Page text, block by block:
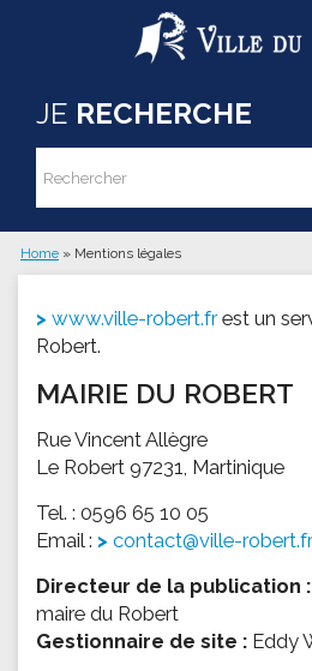
Aller au contenu principal
JE RECHERCHE
Formulaire de
Rechercher
Vous êtes ici
Home » Mentions légales
www.ville-robert.frest un
Robert.
MAIRIE DU ROBERT
Rue Vincent Allègre
Le Robert 97231, Martinique
Tel. : 0596 65 10 05
Email :
contact@ville-robert.fr
Directeur de la publication :
maire du Robert
Gestionnaire de site : Eddy